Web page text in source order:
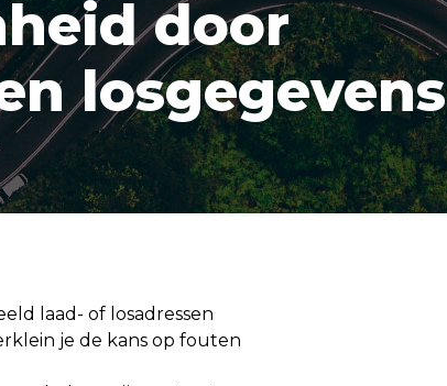
door
losgegevens
laad- of losadressen
je de kans op fouten